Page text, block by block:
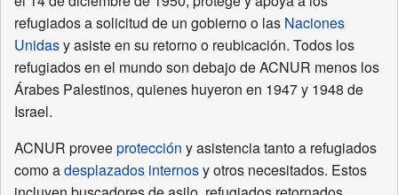
refugiados a solicitud de un gobierno o las Naciones
Unidasy asiste en su retorno o reubicación. Todos los
refugiados en el mundo son debajo de ACNUR menos los
Árabes Palestinos, quienes huyeron en 1947 y 1948 de
Israel.
ACNUR proveeprotección y asistencia tanto a refugiados
como adesplazados internosy otros necesitados. Estos